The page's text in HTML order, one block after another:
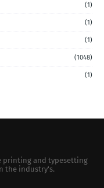
(1)
(1)
(1)
(1048)
(1)
printing and typesetting
the industry's.